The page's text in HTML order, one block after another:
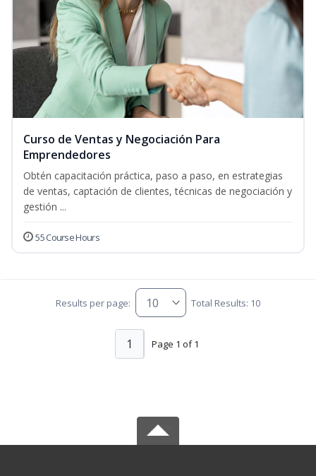
Curso de Ventas y Negociación Para
Emprendedores
Obtén capacitación práctica, paso a paso, en estrategias
de ventas, captación de clientes, técnicas de negociación y
gestión ...
55 Course Hours
Results per page: Total Results: 10
Page 1 of 1
1